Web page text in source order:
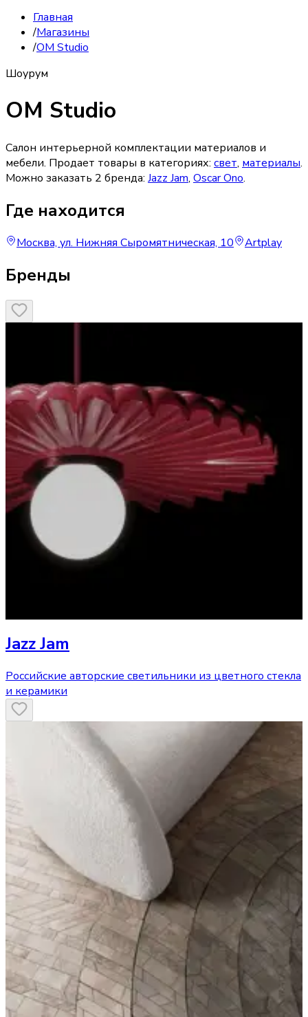
Главная
/Магазины
/OM Studio
Шоурум
OM Studio
Салон интерьерной комплектации материалов и
мебели. Продает товары в категориях: свет, материалы.
Можно заказать 2 бренда: Jazz Jam, Oscar Ono.
Где находится
Москва, ул. Нижняя Сыромятническая, 10 Artplay
Бренды
Jazz Jam
Российские авторские светильники из цветного стекла
и керамики